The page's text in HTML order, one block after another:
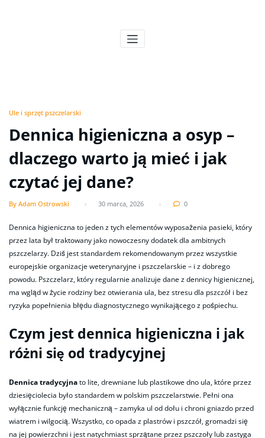
Ule i sprzęt pszczelarski
Dennica higieniczna a osyp –
dlaczego warto ją mieć i jak
czytać jej dane?
By Adam Ostrowski 30 marca, 2026 0
Dennica higieniczna to jeden z tych elementów wyposażenia pasieki, który
przez lata był traktowany jako nowoczesny dodatek dla ambitnych
pszczelarzy. Dziś jest standardem rekomendowanym przez wszystkie
europejskie organizacje weterynaryjne i pszczelarskie – i z dobrego
powodu. Pszczelarz, który regularnie analizuje dane z dennicy higienicznej,
ma wgląd w życie rodziny bez otwierania ula, bez stresu dla pszczół i bez
ryzyka popełnienia błędu diagnostycznego wynikającego z pośpiechu.
Czym jest dennica higieniczna i jak
różni się od tradycyjnej
Dennica tradycyjnato lite, drewniane lub plastikowe dno ula, które przez
dziesięciolecia było standardem w polskim pszczelarstwie. Pełni ona
wyłącznie funkcję mechaniczną – zamyka ul od dołu i chroni gniazdo przed
wiatrem i wilgocią. Wszystko, co opada z plastrów i pszczół, gromadzi się
na jej powierzchni i jest natychmiast sprzątane przez pszczoły lub zastyga